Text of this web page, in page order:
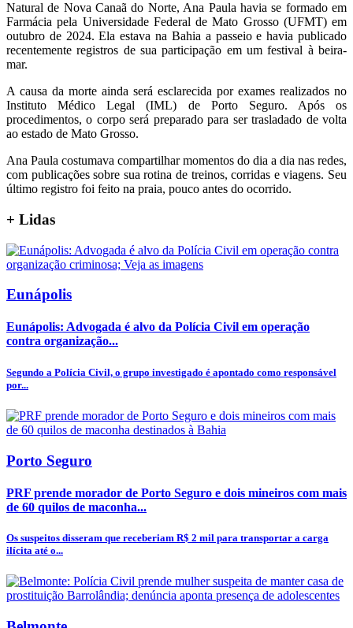
Natural de Nova Canaã do Norte, Ana Paula havia se formado em
Farmácia pela Universidade Federal de Mato Grosso (UFMT) em
outubro de 2024. Ela estava na Bahia a passeio e havia publicado
recentemente registros de sua participação em um festival à beira-
mar.
A causa da morte ainda será esclarecida por exames realizados no
Instituto Médico Legal (IML) de Porto Seguro. Após os
procedimentos, o corpo será preparado para ser trasladado de volta
ao estado de Mato Grosso.
Ana Paula costumava compartilhar momentos do dia a dia nas redes,
com publicações sobre sua rotina de treinos, corridas e viagens. Seu
último registro foi feito na praia, pouco antes do ocorrido.
+ Lidas
Eunápolis
Eunápolis: Advogada é alvo da Polícia Civil em operação
contra organização...
Segundo a Polícia Civil, o grupo investigado é apontado como responsável
por...
Porto Seguro
PRF prende morador de Porto Seguro e dois mineiros com mais
de 60 quilos de maconha...
Os suspeitos disseram que receberiam R$ 2 mil para transportar a carga
ilícita até o...